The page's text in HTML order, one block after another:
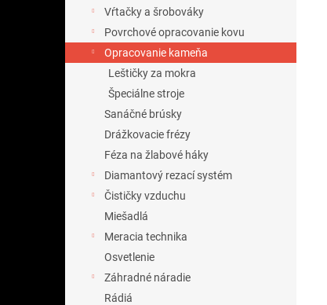
Vŕtačky a šrobováky
Povrchové opracovanie kovu
Opracovanie kameňa
Leštičky za mokra
Špeciálne stroje
Sanáčné brúsky
Drážkovacie frézy
Féza na žlabové háky
Diamantový rezací systém
Čističky vzduchu
Miešadlá
Meracia technika
Osvetlenie
Záhradné náradie
Rádiá